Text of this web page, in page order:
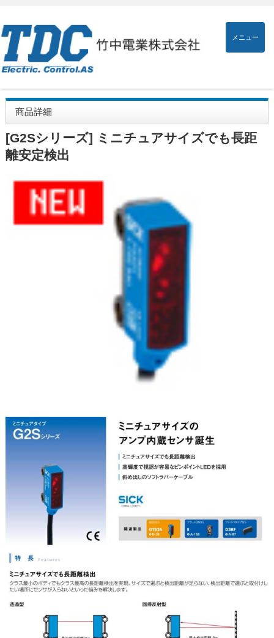
メニュー
商品詳細
[G2Sシリーズ] ミニチュアサイズでも長距
離安定検出